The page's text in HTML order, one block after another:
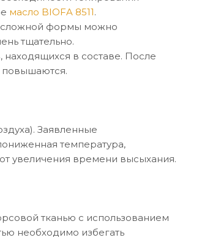
масло BIOFA 8511.
сложной формы можно
тщательно.
в составе. После
повышаются.
Заявленные
температура,
увеличения времени высыхания.
тканью с использованием
необходимо избегать